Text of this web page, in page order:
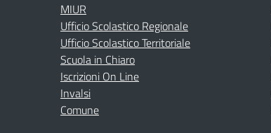
MIUR
Ufficio Scolastico Regionale
Ufficio Scolastico Territoriale
Scuola in Chiaro
Iscrizioni On Line
Invalsi
Comune